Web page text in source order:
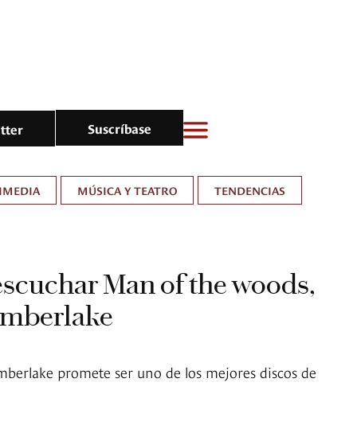
Suscríbase
MÚSICA Y TEATRO TENDENCIAS
Man of the woods,
promete ser uno de los mejores discos de